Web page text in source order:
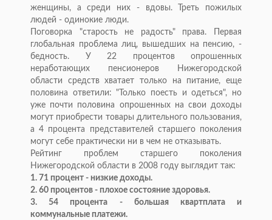
женщины, а среди них - вдовы. Треть пожилых
людей - одинокие люди.
Поговорка "старость не радость" права. Первая
глобальная проблема лиц, вышедших на пенсию, -
бедность. У 22 процентов опрошенных
неработающих пенсионеров Нижегородской
области средств хватает только на питание, еще
половина ответили: "Только поесть и одеться", но
уже почти половина опрошенных на свои доходы
могут приобрести товары длительного пользования,
а 4 процента представителей старшего поколения
могут себе практически ни в чем не отказывать.
Рейтинг проблем старшего поколения
Нижегородской области в 2008 году выглядит так:
1. 71 процент - низкие доходы.
2. 60 процентов - плохое состояние здоровья.
3. 54 процента - большая квартплата и
коммунальные платежи.